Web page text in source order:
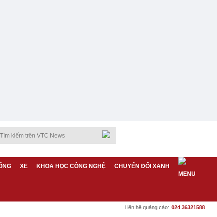
XE KHOA HỌC CÔNG NGHỆ CHUYỂN ĐỔI XANH
Liên hệ quảng cáo: 024 36321588